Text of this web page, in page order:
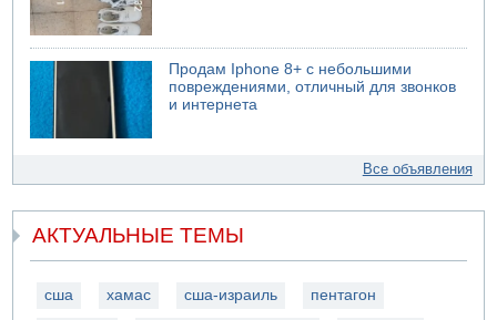
Продам Iphone 8+ с небольшими
повреждениями, отличный для звонков
и интернета
Все объявления
АКТУАЛЬНЫЕ ТЕМЫ
сша хамас сша-израиль пентагон